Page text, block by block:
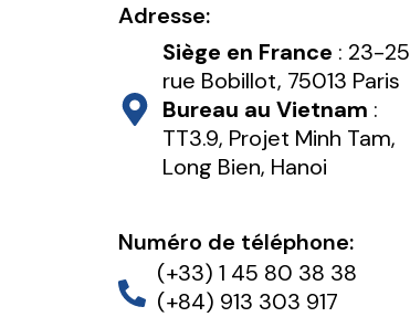
Adresse:
Siège en France : 23-25
rue Bobillot, 75013 Paris
Bureau au Vietnam :
TT3.9, Projet Minh Tam,
Long Bien, Hanoi
Numéro de téléphone:
(+33) 1 45 80 38 38
(+84) 913 303 917